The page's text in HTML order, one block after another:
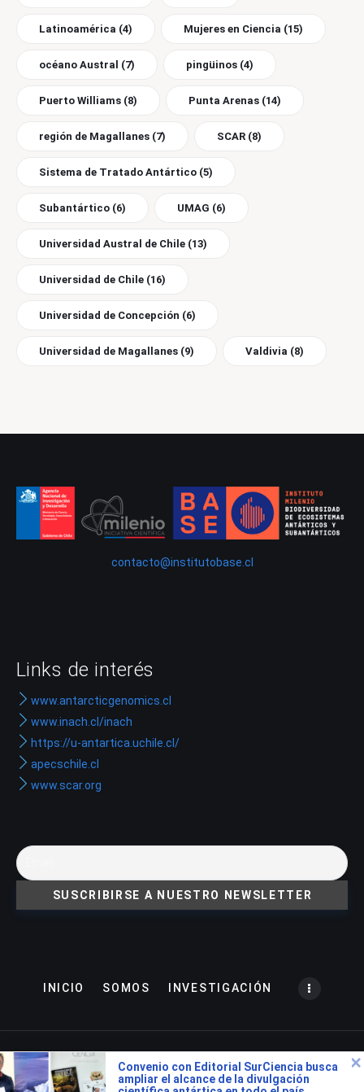
Latinoamérica (4) Mujeres en Ciencia (15)
océano Austral (7) pingüinos (4)
Puerto Williams (8) Punta Arenas (14)
región de Magallanes (7) SCAR (8)
Sistema de Tratado Antártico (5)
Subantártico (6) UMAG (6)
Universidad Austral de Chile (13)
Universidad de Chile (16)
Universidad de Concepción (6)
Universidad de Magallanes (9) Valdivia (8)
contacto@institutobase.cl
Links de interés
www.antarcticgenomics.cl
www.inach.cl/inach
https://u-antartica.uchile.cl/
apecschile.cl
www.scar.org
INICIO SOMOS INVESTIGACIÓN
Copyright © 2022. All rights reserved. Potenciado por
Innovaweb
Convenio con Editorial SurCiencia busca
ampliar el alcance de la divulgación